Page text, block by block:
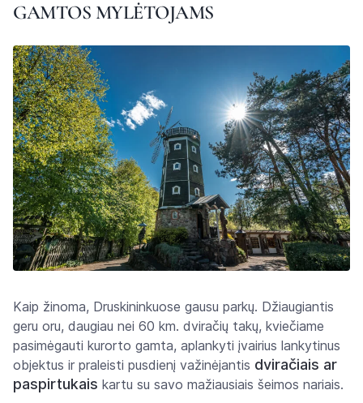
GAMTOS MYLĖTOJAMS
Kaip žinoma, Druskininkuose gausu parkų. Džiaugiantis
geru oru, daugiau nei 60 km. dviračių takų, kviečiame
pasimėgauti kurorto gamta, aplankyti įvairius lankytinus
objektus ir praleisti pusdienį važinėjantis dviračiais ar
paspirtukais kartu su savo mažiausiais šeimos nariais.